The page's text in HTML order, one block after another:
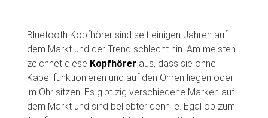
Bluetooth Kopfhörer sind seit einigen Jahren auf
dem Markt und der Trend schlecht hin. Am meisten
zeichnet diese Kopfhörer aus, dass sie ohne
Kabel funktionieren und auf den Ohren liegen oder
im Ohr sitzen. Es gibt zig verschiedene Marken auf
dem Markt und sind beliebter denn je. Egal ob zum